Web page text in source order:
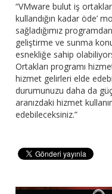
“VMware bulut iş
kullandığın kadar öde’
sağladığımız
geliştirme ve sunma
esnekliğe sahip
Ortakları programı
hizmet gelirleri elde
durumunuzu daha da
aranızdaki hizmet
edebileceksiniz.”